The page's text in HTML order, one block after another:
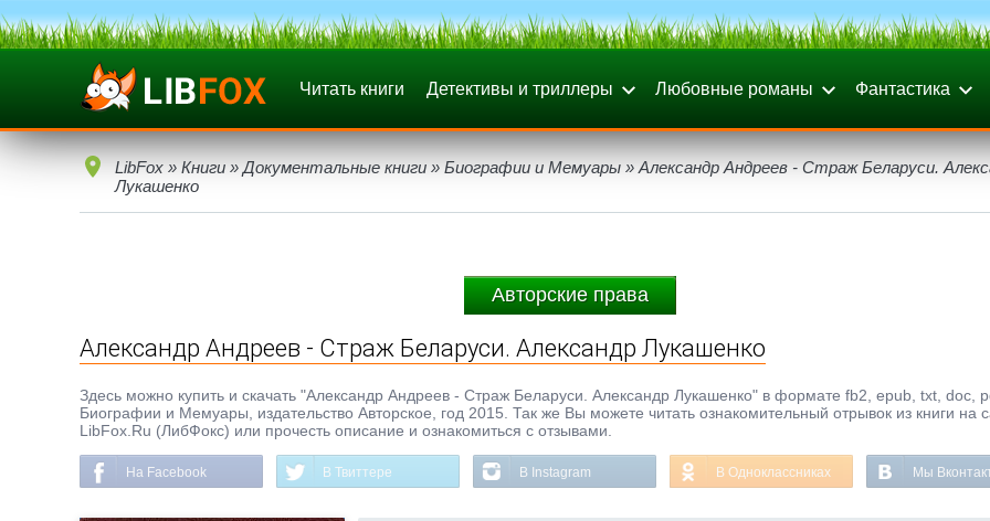
Читать книги Детективы и триллеры Любовные романы Фантастика
LibFox » Книги » Документальные книги » Биографии и Мемуары » Александр Андреев - Страж Беларуси.
Лукашенко
Авторские права
Александр Андреев - Страж Беларуси. Александр Лукашенко
Здесь можно купить и скачать "Александр Андреев - Страж Беларуси. Александр Лукашенко" в формате fb2, epub, txt, doc,
Биографии и Мемуары, издательство Авторское, год 2015. Так же Вы можете читать ознакомительный отрывок из книги на
LibFox.Ru (ЛибФокс) или прочесть описание и ознакомиться с отзывами.
На Facebook В Твиттере В Instagram В Одноклассниках Мы